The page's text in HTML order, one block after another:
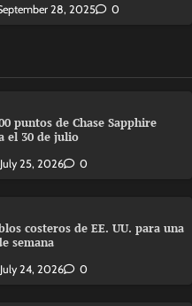
28, 2025 0
puntos de Chase Sapphire
el 30 de julio
July 25, 2026 0
costeros de EE. UU. para una
semana
July 24, 2026 0